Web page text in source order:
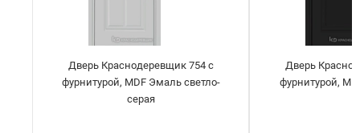
Дверь Краснодеревщик 754 с
фурнитурой, MDF Эмаль светло-
серая
Дверь
фурнитурой,